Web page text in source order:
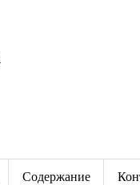
Содержание